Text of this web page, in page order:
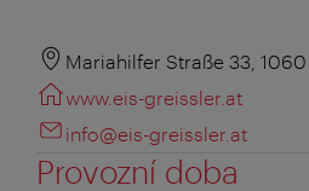
Mariahilfer Straße 33,
www.eis-greissler.at
info@eis-greissler.at
Provozní doba